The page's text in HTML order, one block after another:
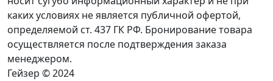
каких условиях не является публичной офертой,
определяемой ст. 437 ГК РФ. Бронирование товара
осуществляется после подтверждения заказа
менеджером.
Гейзер © 2024